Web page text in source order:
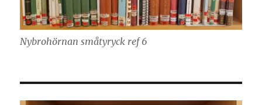
Nybrohörnan småtyryck ref 6